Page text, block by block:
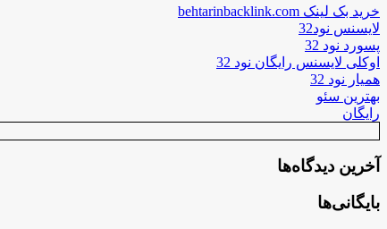
خرید بک لینک behtarinbacklink.com
لایسنس نود32
پسورد نود 32
اوکلی لایسنس رایگان نود 32
همیار نود 32
بهترین سئو
رایگان
آخرین دیدگاه‌ها
بایگانی‌ها